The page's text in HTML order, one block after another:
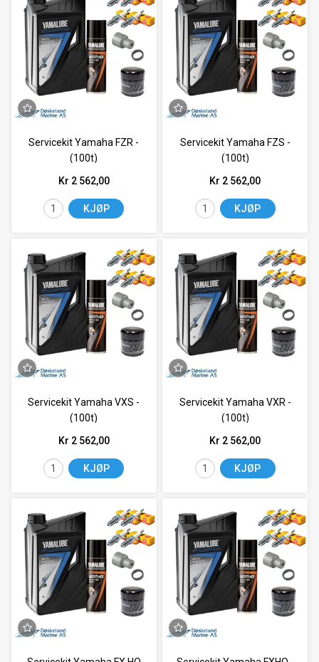
Servicekit Yamaha FZR -
(100t)
Kr 2 562,00
KJØP
Servicekit Yamaha FZS -
(100t)
Kr 2 562,00
KJØP
Servicekit Yamaha VXS -
(100t)
Kr 2 562,00
KJØP
Servicekit Yamaha VXR -
(100t)
Kr 2 562,00
KJØP